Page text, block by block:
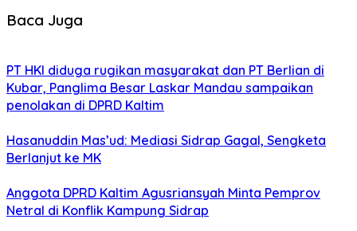
Baca Juga
PT HKI diduga rugikan masyarakat dan PT Berlian di
Kubar, Panglima Besar Laskar Mandau sampaikan
penolakan di DPRD Kaltim
Hasanuddin Mas’ud: Mediasi Sidrap Gagal, Sengketa
Berlanjut ke MK
Anggota DPRD Kaltim Agusriansyah Minta Pemprov
Netral di Konflik Kampung Sidrap